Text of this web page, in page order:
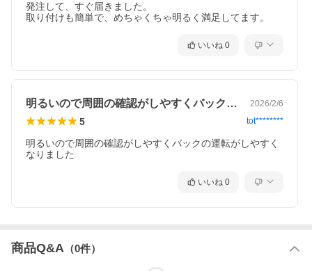
※万一不具合がございましたら、商品到着後７日以内にご連絡いた
ば、初期不良として対応させて頂きます。
※初期不良対応７日間を超える場合、交換にかかる往復送料はお客
重要事項
・初期不良の場合返品交換、返金対応します。
本製品に設定している保証はあくまで商品に対する保証であり、本
の際に生じる脱着工賃やその他諸費用につきましては、当社で一切
いかねます。
した直接または間接的に発生した損害につきまして、責任を負わな
了承下さい。
また、車検に関しては、地域により検査員の基準が異なる場合がご
発注して、すぐ届きました。
取り付けも簡単で、めちゃくちゃ明るく満足してます。
いいね 0
明るいので周囲の確認がしやすくバックの… 2026/2/6
5 tot********
明るいので周囲の確認がしやすくバックの運転がしやすく
いいね 0
商品Q&A （0件）